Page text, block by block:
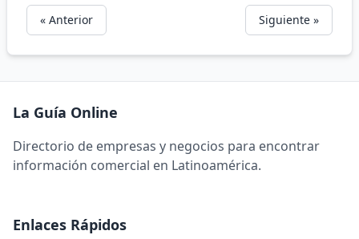
« Anterior Siguiente »
La Guía Online
Directorio de empresas y negocios para encontrar
información comercial en Latinoamérica.
Enlaces Rápidos